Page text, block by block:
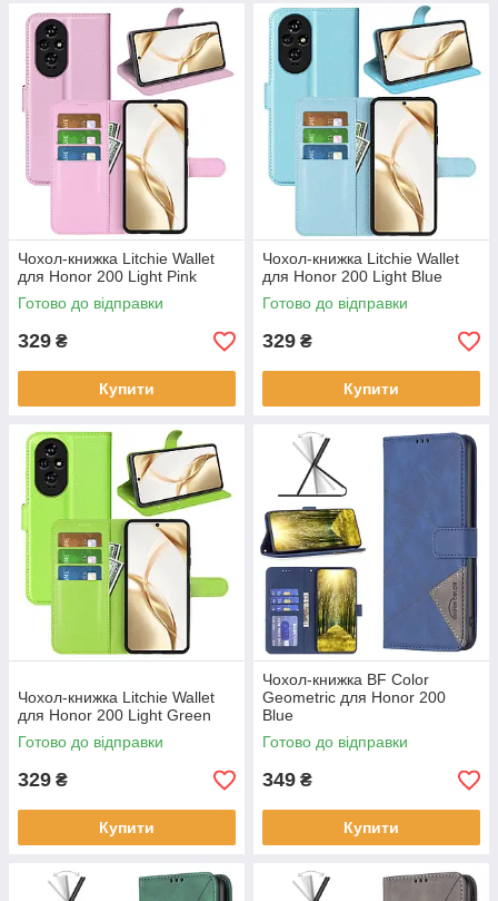
Чохол-книжка Litchie Wallet
для Honor 200 Light Pink
Готово до відправки
329 ₴
Купити
Чохол-книжка Litchie Wallet
для Honor 200 Light Blue
Готово до відправки
329 ₴
Купити
Чохол-книжка Litchie Wallet
для Honor 200 Light Green
Готово до відправки
329 ₴
Купити
Чохол-книжка BF Color
Geometric для Honor 200
Blue
Готово до відправки
349 ₴
Купити